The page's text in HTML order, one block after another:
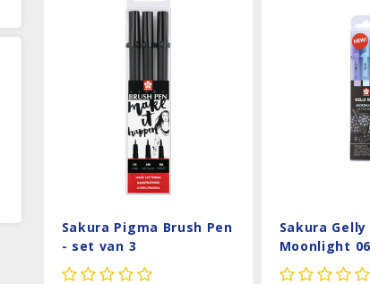
Sakura Pigma Brush Pen
- set van 3
Sakura Gelly
Moonlight
- Calm